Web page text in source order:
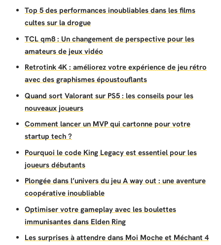
Top 5 des performances inoubliables dans les films
cultes sur la drogue
TCL qm8 : Un changement de perspective pour les
amateurs de jeux vidéo
Retrotink 4K : améliorez votre expérience de jeu rétro
avec des graphismes époustouflants
Quand sort Valorant sur PS5 : les conseils pour les
nouveaux joueurs
Comment lancer un MVP qui cartonne pour votre
startup tech ?
Pourquoi le code King Legacy est essentiel pour les
joueurs débutants
Plongée dans l’univers du jeu A way out : une aventure
coopérative inoubliable
Optimiser votre gameplay avec les boulettes
immunisantes dans Elden Ring
Les surprises à attendre dans Moi Moche et Méchant 4